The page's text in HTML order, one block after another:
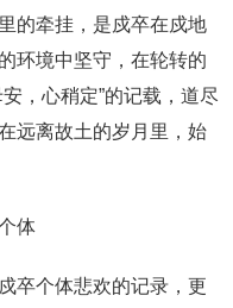
的牵挂，是戍卒在戍地
环境中坚守，在轮转的
，心稍定”的记载，道尽
远离故土的岁月里，始
体
卒个体悲欢的记录，更